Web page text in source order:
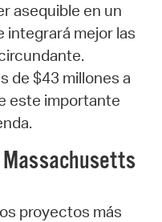
asequible en un
integrará mejor las
de $43 millones a
este importante
proyectos más